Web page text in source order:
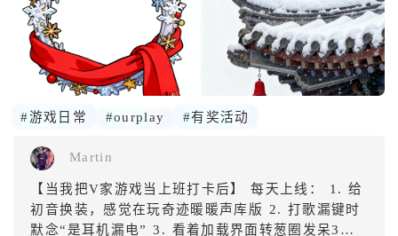
#游戏日常 #ourplay #有奖活动
Martin
【当我把V家游戏当上班打卡后】 每天上线： 1. 给
初音换装，感觉在玩奇迹暖暖声库版 2. 打歌漏键时
默念“是耳机漏电” 3. 看着加载界面转葱圈发呆3分